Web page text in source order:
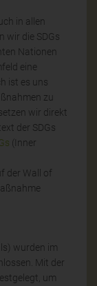
in allen
wir die SDGs
Nationen
eine
ist es uns
zu
wir direkt
der SDGs
(Inner
der Wall of
wurden im
Mit der
um